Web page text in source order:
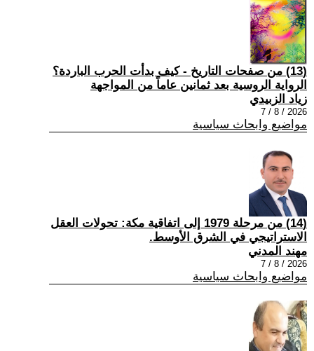
(13) من صفحات التاريخ - كيف بدأت الحرب الباردة؟
الرواية الروسية بعد ثمانين عاماً من المواجهة
زياد الزبيدي
2026 / 8 / 7
مواضيع وابحاث سياسية
(14) من مرحلة 1979 إلى اتفاقية مكة: تحولات العقل
الاستراتيجي في الشرق الأوسط.
مهند المدني
2026 / 8 / 7
مواضيع وابحاث سياسية